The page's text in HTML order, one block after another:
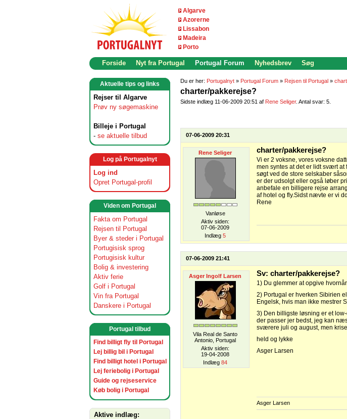
Algarve
Azorerne
Lissabon
Madeira
Porto
Forside Nyt fra Portugal Portugal Forum Nyhedsbrev Søg
Aktuelle tips og links
Rejser til Algarve
Prøv ny søgemaskine
Billeje i Portugal
- se aktuelle tilbud
Log på Portugalnyt
Log ind
Opret Portugal-profil
Viden om Portugal
Fakta om Portugal
Rejsen til Portugal
Byer & steder i Portugal
Portugisisk sprog
Portugisisk kultur
Bolig & investering
Aktiv ferie
Golf i Portugal
Vin fra Portugal
Danskere i Portugal
Portugal tilbud
Find billigt fly til Portugal
Lej billig bil i Portugal
Find billigt hotel i Portugal
Lej feriebolig i Portugal
Guide og rejseservice
Køb bolig i Portugal
Aktive indlæg:
Du er her: Portugalnyt » Portugal Forum » Rejsen til Portugal »
charter/pakkerejse?
Sidste indlæg 11-06-2009 20:51 af Rene Seliger. Antal svar: 5.
07-06-2009 20:31
Rene Seliger
Vanløse
Aktiv siden:
07-06-2009
Indlæg 5
charter/pakkerejse?
Vi er 2 voksne, vores voksne
men syntes at det er lidt svært
søgt ved de store selskaber
er der udsolgt eller også løber
anbefale en billigere rejse
af hotel og fly.Sidst nævte er vi
Rene
07-06-2009 21:41
Asger Ingolf Larsen
Vila Real de Santo
Antonio, Portugal
Aktiv siden:
19-04-2008
Indlæg 84
Sv: charter/pakkerejse?
1) Du glemmer at opgive
2) Portugal er hverken Sibirien
Engelsk, hvis man ikke mestrer
3) Den billigste løsning er et
der passer jer bedst, jeg kan
sværere juli og august, men
held og lykke
Asger Larsen
Asger Larsen